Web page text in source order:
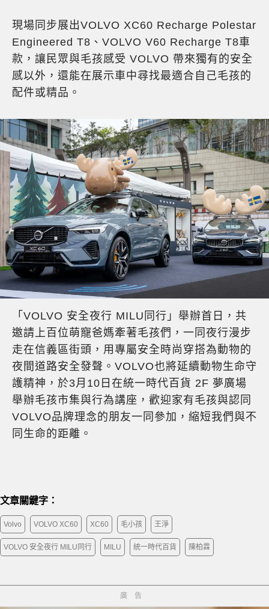
現場同步展出VOLVO XC60 Recharge Polestar
Engineered T8、VOLVO V60 Recharge T8車
款，讓民眾與毛孩感受 VOLVO 帶來獨有的安全
感以外，還能在展示車中尋找最適合自己毛孩的
配件或精品。
「VOLVO 安全夜行 MILU同行」舉辦首日，共
邀請上百位萌寵爸媽牽著毛孩們，一同夜行漫步
走在信義區街頭，用專屬安全時尚穿搭為動物的
夜間道路安全發聲。VOLVO也將延續動物生命守
護精神，於3月10日在統一時代百貨 2F 夢廣場
舉辦毛孩市集與行為講座，歡迎家有毛孩與認同
VOLVO品牌理念的朋友一同參加，縮短我們與不
同生命的距離。
文章關鍵字：
Volvo VOLVO XC60 XC60 毛小孩 王淨
VOLVO 安全夜行 MILU同行 MILU 統一時代百貨 陳柏霖
廣告